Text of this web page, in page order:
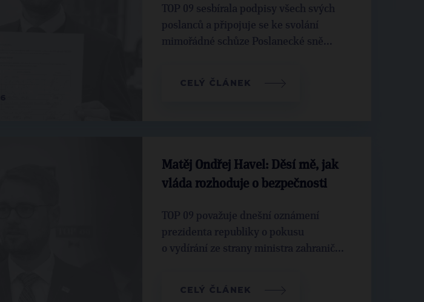
TOP 09 sesbírala podpisy všech svých
poslanců a připojuje se ke svolání
mimořádné schůze Poslanecké sně...
CELÝ ČLÁNEK
Matěj Ondřej Havel: Děsí mě, jak
vláda rozhoduje o bezpečnosti
TOP 09 považuje dnešní oznámení
prezidenta republiky o pokusu
o vydírání ze strany ministra zahranič...
CELÝ ČLÁNEK